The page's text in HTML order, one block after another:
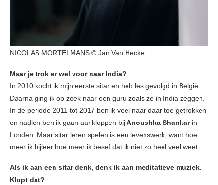
NICOLAS MORTELMANS © Jan Van Hecke
Maar je trok er wel voor naar India?
In 2010 kocht ik mijn eerste sitar en heb les gevolgd in België.
Daarna ging ik op zoek naar een guru zoals ze in India zeggen.
In de periode 2011 tot 2017 ben ik veel naar daar toe getrokken
en nadien ben ik gaan aankloppen bijAnoushka Shankar in
Londen.
Maar sitar leren spelen is een levenswerk, want hoe
meer ik bijleer hoe meer ik besef dat ik niet zo heel veel weet.
Als ik aan een sitar denk, denk ik aan meditatieve muziek.
Klopt dat?